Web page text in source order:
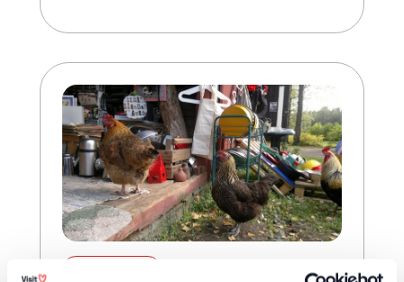
Lue lisää tapahtumasta Askelia Italiassa -näyttely